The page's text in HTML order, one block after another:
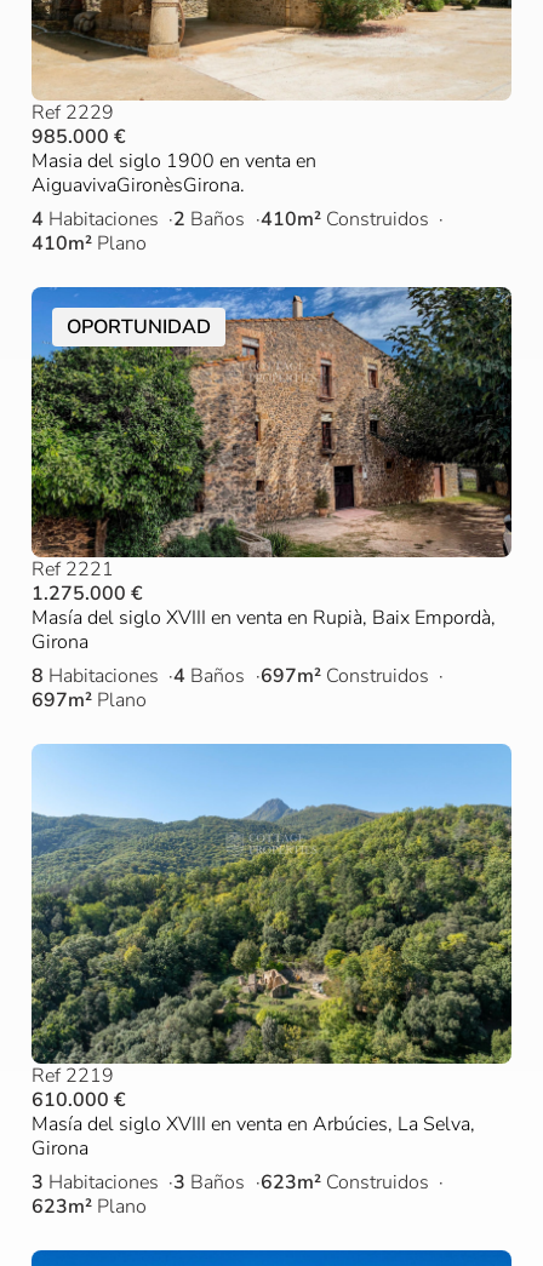
Ref 2229
985.000 €
Masia del siglo 1900 en venta en
AiguavivaGironèsGirona.
4 Habitaciones 2 Baños 410m² Construidos
410m² Plano
OPORTUNIDAD
Ref 2221
1.275.000 €
Masía del siglo XVIII en venta en Rupià, Baix Empordà,
Girona
8 Habitaciones 4 Baños 697m² Construidos
697m² Plano
Ref 2219
610.000 €
Masía del siglo XVIII en venta en Arbúcies, La Selva,
Girona
3 Habitaciones 3 Baños 623m² Construidos
623m² Plano